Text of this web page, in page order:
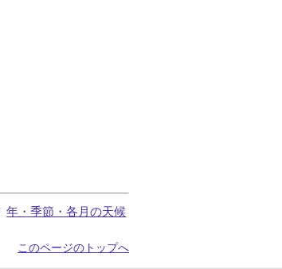
年・季節・各月の天候
このページのトップへ